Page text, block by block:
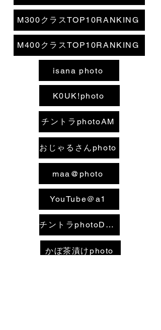
M300クラスTOP10RANKING
M400クラスTOP10RANKING
isana photo
K0UK!photo
チントラphotoAM
おじゃるさんphoto
maa@photo
YouTube＠a1
チントラphotoDCB
かぼ茶漬けphoto